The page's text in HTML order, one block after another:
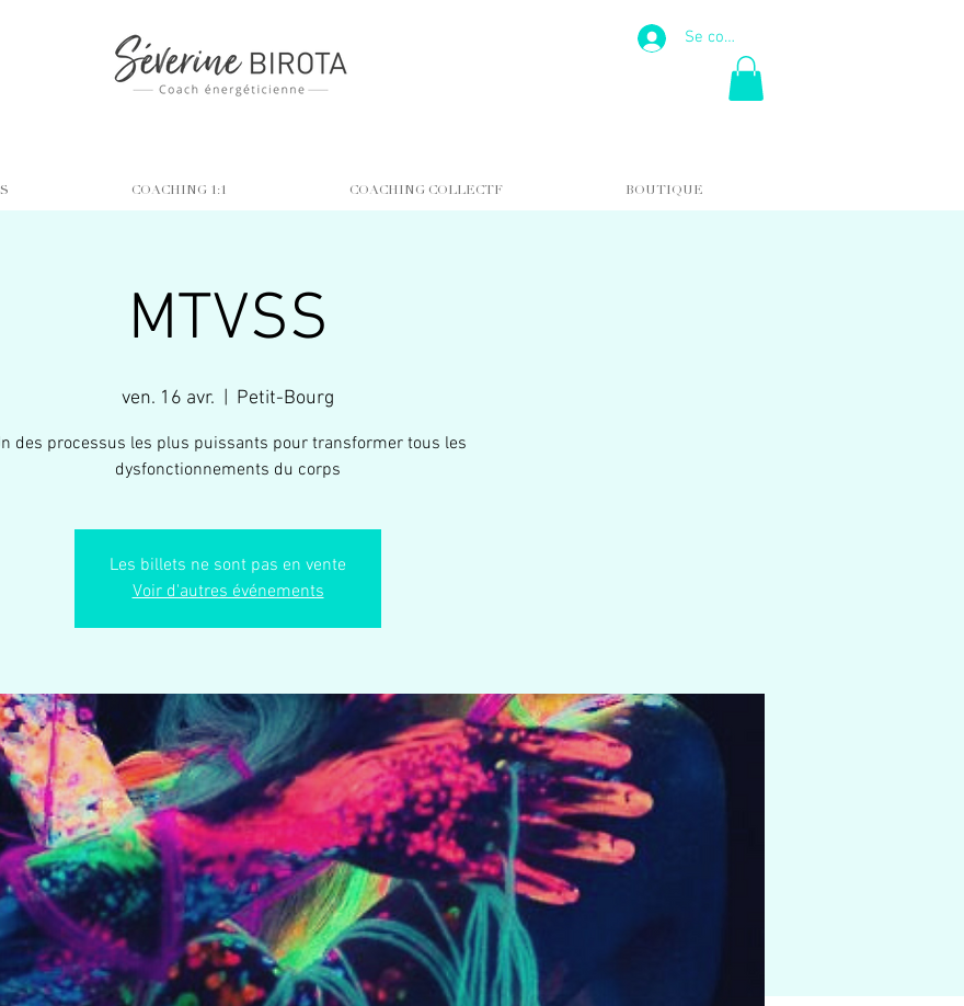
Se connecter
COACHING 1:1 COACHING COLLECTF BOUTIQUE
MTVSS
ven. 16 avr. Petit-Bourg
des processus les plus puissants pour transformer tous les
dysfonctionnements du corps
Les billets ne sont pas en vente
Voir d'autres événements